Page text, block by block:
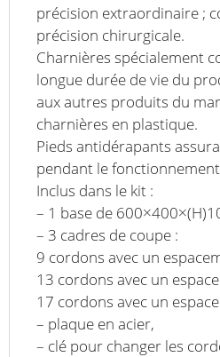
précision extraordinaire ;
précision chirurgicale.
Charnières spécialement
longue durée de vie du
aux autres produits du
charnières en plastique.
Pieds antidérapants
pendant le
Inclus dans le kit :
– 1 base de
– 3 cadres de coupe :
9 cordons avec un
13 cordons avec un
17 cordons avec un
– plaque en acier,
– clé pour changer les